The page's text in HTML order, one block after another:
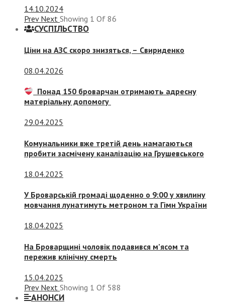
14.10.2024
Prev Next Showing 1 Of 86
СУСПIЛЬСТВО
Ціни на АЗС скоро знизяться, – Свириденко
08.04.2026
Понад 150 броварчан отримають адресну
матеріальну допомогу
29.04.2025
Комунальники вже третій день намагаються
пробити засмічену каналізацію на Грушевського
18.04.2025
У Броварській громаді щоденно о 9:00 у хвилину
мовчання лунатимуть метроном та Гімн України
18.04.2025
На Броварщині чоловік подавився м’ясом та
пережив клінічну смерть
15.04.2025
Prev Next Showing 1 Of 588
АНОНСИ